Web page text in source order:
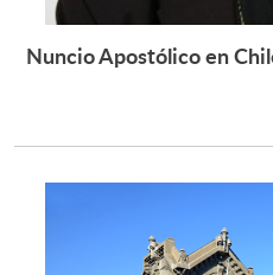
Nuncio Apostólico en